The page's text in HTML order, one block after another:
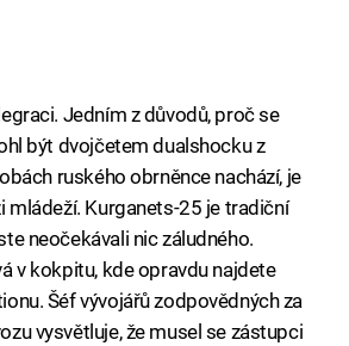
Jedním z důvodů, proč se
být dvojčetem dualshocku z
ruského obrněnce nachází, je
mládeží. Kurganets-25 je tradiční
neočekávali nic záludného.
v kokpitu, kde opravdu najdete
Šéf vývojářů zodpovědných za
vysvětluje, že musel se zástupci